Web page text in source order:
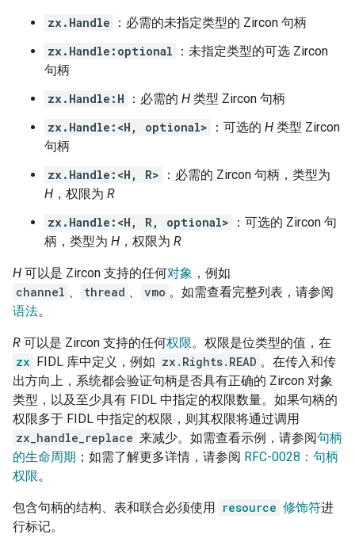
zx.Handle
：必需的未指定类型的 Zircon 句柄
zx.Handle:optional
：未指定类型的可选 Zircon
句柄
zx.Handle:H
：必需的 H 类型 Zircon 句柄
zx.Handle:<H, optional>
：可选的 H 类型 Zircon
句柄
zx.Handle:<H, R>
：必需的 Zircon 句柄，类型为
H ，权限为 R
zx.Handle:<H, R, optional>
：可选的 Zircon 句
柄，类型为 H ，权限为 R
H 可以是 Zircon 支持的任何对象 ，例如
channel 、 thread 、 vmo 。如需查看完整列表，请参阅
语法。
R 可以是 Zircon 支持的任何权限。权限是位类型的值，在
zx FIDL 库中定义，例如 zx.Rights.READ 。在传入和传
出方向上，系统都会验证句柄是否具有正确的 Zircon 对象
类型，以及至少具有 FIDL 中指定的权限数量。如果句柄的
权限多于 FIDL 中指定的权限，则其权限将通过调用
zx_handle_replace 来减少。如需查看示例，请参阅句柄
的生命周期 ；如需了解更多详情，请参阅 RFC-0028：句柄
权限。
包含句柄的结构、表和联合必须使用 resource 修饰符进
行标记。